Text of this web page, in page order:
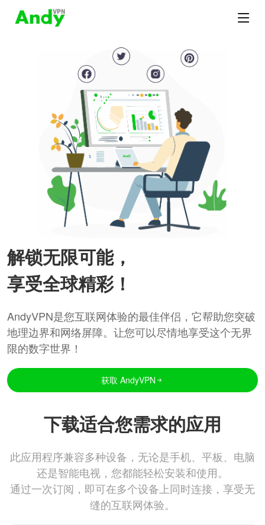
解锁无限可能，
享受全球精彩！
AndyVPN是您互联网体验的最佳伴侣，它帮助您突破
地理边界和网络屏障。让您可以尽情地享受这个无界
限的数字世界！
获取 AndyVPN
下载适合您需求的应用
此应用程序兼容多种设备，无论是手机、平板、电脑
还是智能电视，您都能轻松安装和使用。
通过一次订阅，即可在多个设备上同时连接，享受无
缝的互联网体验。